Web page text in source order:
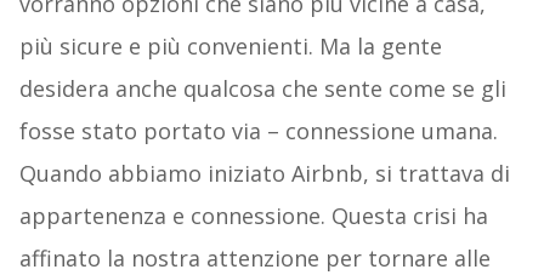
più sicure e più convenienti. Ma la gente
desidera anche qualcosa che sente come se gli
fosse stato portato via – connessione umana.
Quando abbiamo iniziato Airbnb, si trattava di
appartenenza e connessione. Questa crisi ha
affinato la nostra attenzione per tornare alle